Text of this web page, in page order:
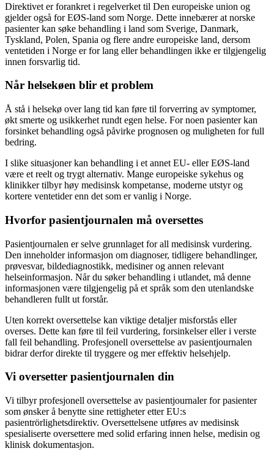
Direktivet er forankret i regelverket til Den europeiske union og
gjelder også for EØS-land som Norge. Dette innebærer at norske
pasienter kan søke behandling i land som Sverige, Danmark,
Tyskland, Polen, Spania og flere andre europeiske land, dersom
ventetiden i Norge er for lang eller behandlingen ikke er tilgjengelig
innen forsvarlig tid.
Når helsekøen blir et problem
Å stå i helsekø over lang tid kan føre til forverring av symptomer,
økt smerte og usikkerhet rundt egen helse. For noen pasienter kan
forsinket behandling også påvirke prognosen og muligheten for full
bedring.
I slike situasjoner kan behandling i et annet EU- eller EØS-land
være et reelt og trygt alternativ. Mange europeiske sykehus og
klinikker tilbyr høy medisinsk kompetanse, moderne utstyr og
kortere ventetider enn det som er vanlig i Norge.
Hvorfor pasientjournalen må oversettes
Pasientjournalen er selve grunnlaget for all medisinsk vurdering.
Den inneholder informasjon om diagnoser, tidligere behandlinger,
prøvesvar, bildediagnostikk, medisiner og annen relevant
helseinformasjon. Når du søker behandling i utlandet, må denne
informasjonen være tilgjengelig på et språk som den utenlandske
behandleren fullt ut forstår.
Uten korrekt oversettelse kan viktige detaljer misforstås eller
overses. Dette kan føre til feil vurdering, forsinkelser eller i verste
fall feil behandling. Profesjonell oversettelse av pasientjournalen
bidrar derfor direkte til tryggere og mer effektiv helsehjelp.
Vi oversetter pasientjournalen din
Vi tilbyr profesjonell oversettelse av pasientjournaler for pasienter
som ønsker å benytte sine rettigheter etter EU:s
pasientrörlighetsdirektiv. Oversettelsene utføres av medisinsk
spesialiserte oversettere med solid erfaring innen helse, medisin og
klinisk dokumentasjon.